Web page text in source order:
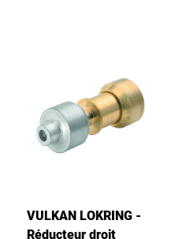
VULKAN LOKRING -
Réducteur droit